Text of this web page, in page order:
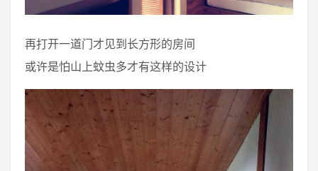
再打开一道门才见到长方形的房间
或许是怕山上蚊虫多才有这样的设计